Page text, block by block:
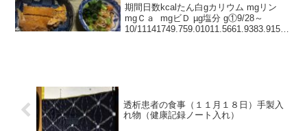
期間日数kcalたん白gカリウム mgリン
mgＣａ mgビＤ µg塩分 g①9/28～
10/11141749.759.01011.5661.9383.915.0
透析患者の食事（１１月１８日）手製入
れ物（健康記録ノート入れ）